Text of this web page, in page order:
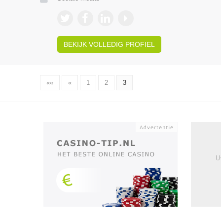
BEKIJK VOLLEDIG PROFIEL
«« « 1 2 3